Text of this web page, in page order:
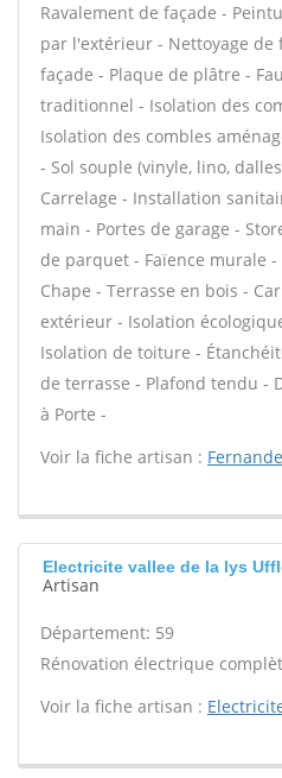
Ravalement de façade -
par l'extérieur - Nettoyage de
façade - Plaque de plâtre -
traditionnel - Isolation des
Isolation des combles
- Sol souple (vinyle, lino,
Carrelage - Installation
main - Portes de garage -
de parquet - Faïence murale
Chape - Terrasse en bois -
extérieur - Isolation
Isolation de toiture -
de terrasse - Plafond tendu -
à Porte -
Voir la fiche artisan :
Electricite vallee de la lys
Artisan
Département: 59
Rénovation électrique
Voir la fiche artisan :